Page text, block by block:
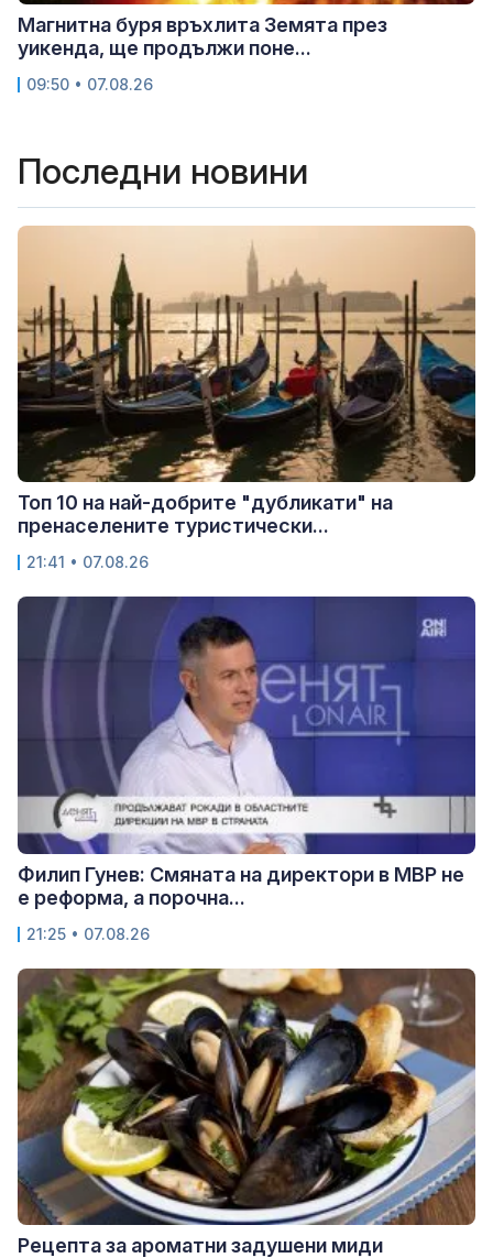
Магнитна буря връхлита Земята през
уикенда, ще продължи поне...
09:50 • 07.08.26
Последни новини
Топ 10 на най-добрите "дубликати" на
пренаселените туристически...
21:41 • 07.08.26
Филип Гунев: Смяната на директори в МВР не
е реформа, а порочна...
21:25 • 07.08.26
Рецепта за ароматни задушени миди